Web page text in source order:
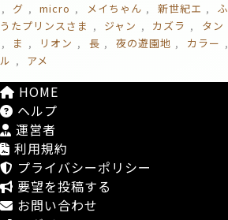
グ
micro メイちゃん 新世紀エ ふ
うたプリンスさま
ジャン カズラ タン
ま
リオン 長 夜の遊園地 カラー
ル
アメ
HOME
ヘルプ
運営者
利用規約
プライバシーポリシー
要望を投稿する
お問い合わせ